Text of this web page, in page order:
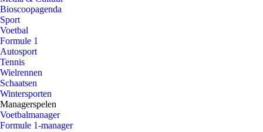
Bioscoopagenda
Sport
Voetbal
Formule 1
Autosport
Tennis
Wielrennen
Schaatsen
Wintersporten
Managerspelen
Voetbalmanager
Formule 1-manager